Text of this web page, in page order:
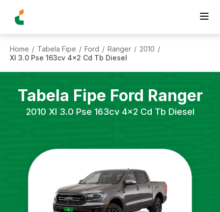
Home / Tabela Fipe / Ford / Ranger / 2010 /
Xl 3.0 Pse 163cv 4x2 Cd Tb Diesel
Tabela Fipe Ford Ranger
2010 Xl 3.0 Pse 163cv 4x2 Cd Tb Diesel